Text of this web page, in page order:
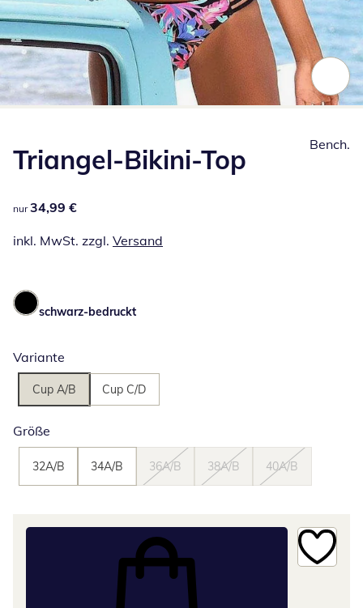
Triangel-Bikini-Top
34,99 €
nur 34,99 €
inkl. MwSt. zzgl. Versand
Bench.
schwarz-bedruckt
Variante
Cup A/B Cup C/D
Größe
32A/B 34A/B 36A/B 38A/B 40A/B